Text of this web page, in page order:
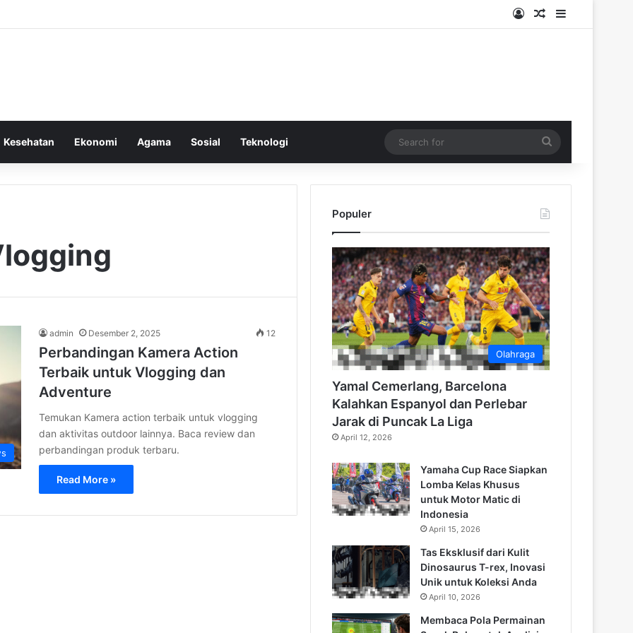
Log InRandom Article
Sidebar
Kesehatan Ekonomi Agama Sosial Teknologi
for
admin Desember 2, 2025 12
Perbandingan Kamera Action
Terbaik untuk Vlogging dan
Adventure
Temukan Kamera action terbaik untuk vlogging
dan aktivitas outdoor lainnya. Baca review dan
perbandingan produk terbaru.
Read More »
Populer
Olahraga
Yamal Cemerlang, Barcelona
Kalahkan Espanyol dan Perlebar
Jarak di Puncak La Liga
April 12, 2026
Yamaha Cup Race Siapkan
Lomba Kelas Khusus
untuk Motor Matic di
Indonesia
April 15, 2026
Tas Eksklusif dari Kulit
Dinosaurus T-rex, Inovasi
Unik untuk Koleksi Anda
April 10, 2026
Membaca Pola Permainan